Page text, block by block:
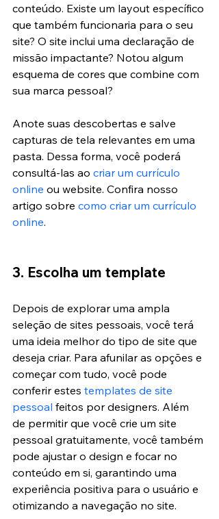
conteúdo. Existe um layout específico
que também funcionaria para o seu
site? O site inclui uma declaração de
missão impactante? Notou algum
esquema de cores que combine com
sua marca pessoal?
Anote suas descobertas e salve
capturas de tela relevantes em uma
pasta. Dessa forma, você poderá
consultá-las ao criar um currículo
online ou website. Confira nosso
artigo sobre como criar um currículo
online.
3. Escolha um template
Depois de explorar uma ampla
seleção de sites pessoais, você terá
uma ideia melhor do tipo de site que
deseja criar. Para afunilar as opções e
começar com tudo, você pode
conferir estes templates de site
pessoal feitos por designers. Além
de permitir que você crie um site
pessoal gratuitamente, você também
pode ajustar o design e focar no
conteúdo em si, garantindo uma
experiência positiva para o usuário e
otimizando a navegação no site.